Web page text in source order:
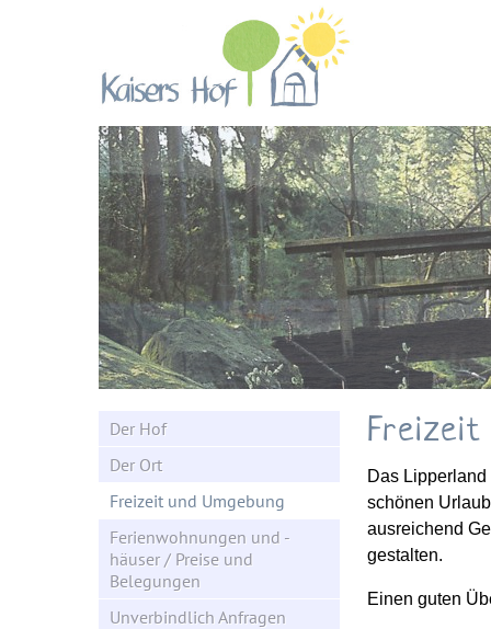
Kaisers Hof - Urlaub
auf dem Bauernhof
Der Hof
Der Ort
Freizeit und Umgebung
Ferienwohnungen und -
häuser / Preise und
Belegungen
Unverbindlich Anfragen
Freizeit
Das
schönen
ausreichend
gestalten.
Einen guten